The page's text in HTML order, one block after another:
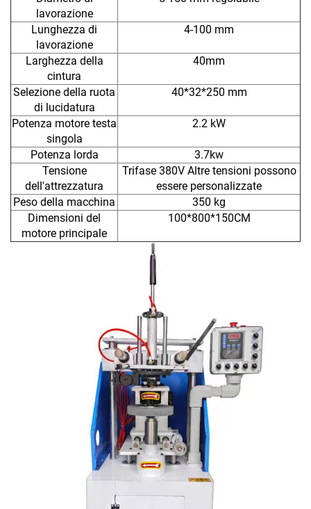
lavorazione
Lunghezza di
lavorazione
4-100 mm
Larghezza della
cintura
40mm
Selezione della ruota
di lucidatura
40*32*250 mm
Potenza motore testa
singola
2.2 kW
Potenza lorda
3.7kw
Tensione
dell'attrezzatura
Trifase 380V Altre tensioni possono
essere personalizzate
Peso della macchina
350 kg
Dimensioni del
motore principale
100*800*150CM